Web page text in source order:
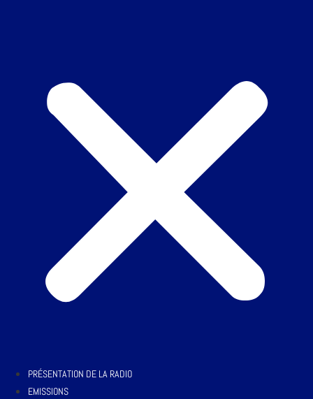
PRÉSENTATION DE LA RADIO
EMISSIONS